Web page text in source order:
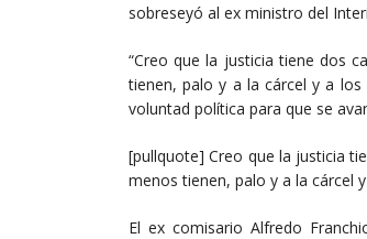
sobreseyó al ex ministro del
“Creo que la justicia tiene dos
tienen, palo y a la cárcel y a
voluntad política para que se
[pullquote] Creo que la justicia
menos tienen, palo y a la cárcel
El ex comisario Alfredo